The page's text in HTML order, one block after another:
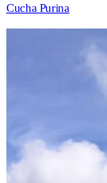
Cucha Purina